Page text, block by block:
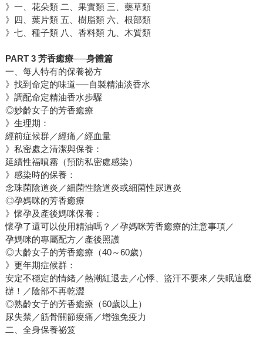
》一、花朵類 二、果實類 三、藥草類
》四、葉片類 五、樹脂類 六、根部類
》七、種子類 八、香料類 九、木質類
PART 3 芳香癒療──身體篇
一、每人特有的保養祕方
》找到命定的味道──自製精油淡香水
》調配命定精油香水步驟
◎妙齡女子的芳香癒療
》生理期：
經前症候群／經痛／經血量
》私密處之清潔與保養：
延續性福噴霧（預防私密處感染）
》感染時的保養：
念珠菌陰道炎／細菌性陰道炎或細菌性尿道炎
◎孕媽咪的芳香癒療
》懷孕及產後媽咪保養：
懷孕了還可以使用精油嗎？／孕媽咪芳香癒療的注意事項／
孕媽咪的專屬配方／產後照護
◎大齡女子的芳香癒療（40～60歲）
》更年期症候群：
安定不穩定的情緒／熱潮紅退去／心悸、盜汗不要來／失眠這麼
辦！／陰部不再乾澀
◎熟齡女子的芳香癒療（60歲以上）
尿失禁／筋骨關節痠痛／增強免疫力
二、全身保養祕笈